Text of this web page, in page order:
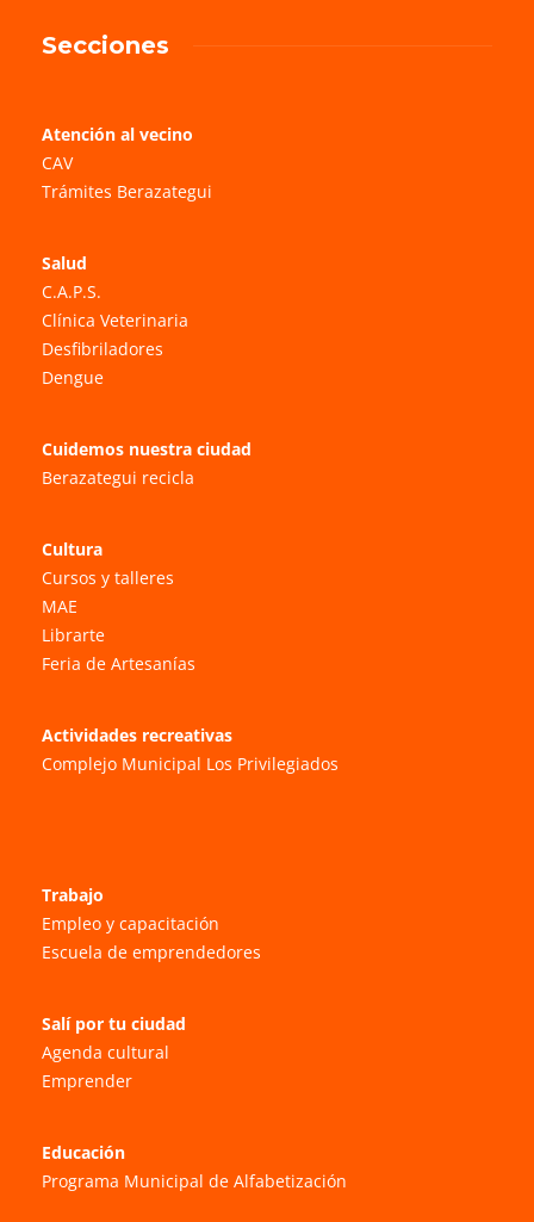
Secciones
Atención al vecino
CAV
Trámites Berazategui
Salud
C.A.P.S.
Clínica Veterinaria
Desfibriladores
Dengue
Cuidemos nuestra ciudad
Berazategui recicla
Cultura
Cursos y talleres
MAE
Librarte
Feria de Artesanías
Actividades recreativas
Complejo Municipal Los Privilegiados
Trabajo
Empleo y capacitación
Escuela de emprendedores
Salí por tu ciudad
Agenda cultural
Emprender
Educación
Programa Municipal de Alfabetización